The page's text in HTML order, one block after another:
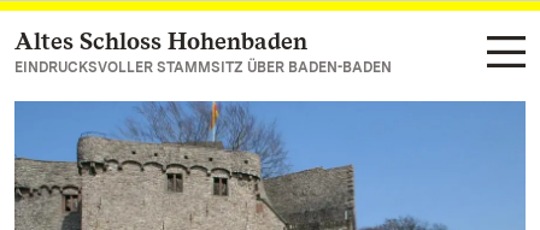
Zum Hauptinhalt springen
Altes Schloss Hohenbaden
EINDRUCKSVOLLER STAMMSITZ ÜBER BADEN-BADEN